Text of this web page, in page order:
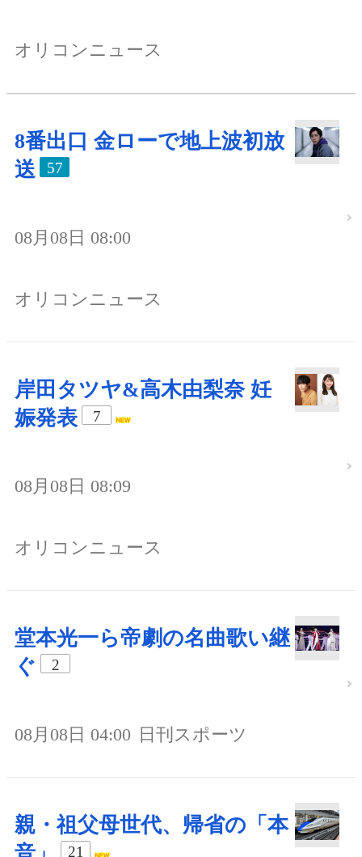
オリコンニュース
8番出口 金ローで地上波初放
送
57
08月08日 08:00
オリコンニュース
岸田タツヤ&高木由梨奈 妊
娠発表
7
08月08日 08:09
オリコンニュース
堂本光一ら帝劇の名曲歌い継
ぐ
2
08月08日 04:00 日刊スポーツ
親・祖父母世代、帰省の「本
21